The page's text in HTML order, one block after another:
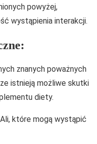
powyżej,
wystąpienia interakcji.
znanych poważnych
istnieją możliwe skutki
diety.
które mogą wystąpić